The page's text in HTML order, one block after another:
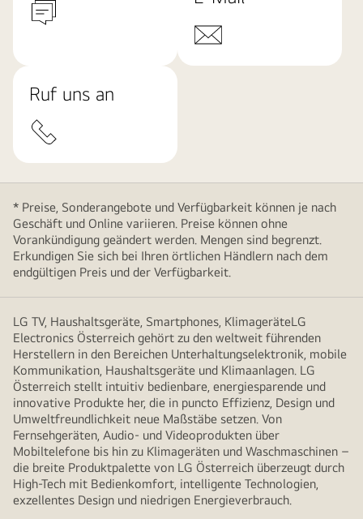
Ruf uns an
* Preise, Sonderangebote und Verfügbarkeit können je nach
Geschäft und Online variieren. Preise können ohne
Vorankündigung geändert werden. Mengen sind begrenzt.
Erkundigen Sie sich bei Ihren örtlichen Händlern nach dem
endgültigen Preis und der Verfügbarkeit.
LG TV, Haushaltsgeräte, Smartphones, KlimageräteLG
Electronics Österreich gehört zu den weltweit führenden
Herstellern in den Bereichen Unterhaltungselektronik, mobile
Kommunikation, Haushaltsgeräte und Klimaanlagen. LG
Österreich stellt intuitiv bedienbare, energiesparende und
innovative Produkte her, die in puncto Effizienz, Design und
Umweltfreundlichkeit neue Maßstäbe setzen. Von
Fernsehgeräten, Audio- und Videoprodukten über
Mobiltelefone bis hin zu Klimageräten und Waschmaschinen –
die breite Produktpalette von LG Österreich überzeugt durch
High-Tech mit Bedienkomfort, intelligente Technologien,
exzellentes Design und niedrigen Energieverbrauch.